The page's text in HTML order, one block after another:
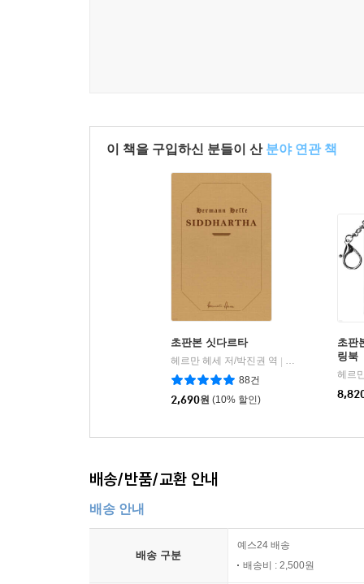
이 책을 구입하신 분들이 산 분야 연관 책
초판본 싯다르타
헤르만 헤세 저/박진권 역
더스토리
88건
2,690원 (10% 할인)
초판
링북
헤르
배송/반품/교환 안내
배송 안내
배송 구분
예스24 배송
배송비 : 2,500원